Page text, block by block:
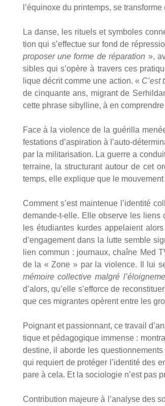
l’équinoxe du prin­temps, se
La danse, les rituels et sym­boles
tion qui s’effectue sur fond de
pro­po­ser une forme de répa­ra­tion »,
sibles qui s’opère à tra­vers ces
lique décrit comme une action. « C’est
de cin­quante ans, migrant de
cette phrase sibyl­line, à en
Face à la vio­lence de la gué­rilla
fes­ta­tions d’aspiration à l’auto-
par la mili­ta­ri­sa­tion. La guerre a
ter­raine, la struc­tu­rant autour de cet
temps, elle explique que le mou­ve­ment
Com­ment s’est main­te­nue l’identité
demande-t-elle. Elle observe les
les étu­diantes kurdes appe­laient
d’engagement dans la lutte semble
lien com­mun : jour­naux, chaîne Med
de la « Zone » par la vio­lence. Il lui
mémoire col­lec­tive mal­gré
d’alors, qu’elle s’efforce de
que ces migrantes opèrent entre les
Poi­gnant et pas­sion­nant, ce tra­vail
tique et péda­go­gique immense :
des­tine, il aborde les
qui requiert de pro­té­ger l’identité des
pare à cela. Et la socio­lo­gie n’est pas
Contri­bu­tion majeure à l’analyse des